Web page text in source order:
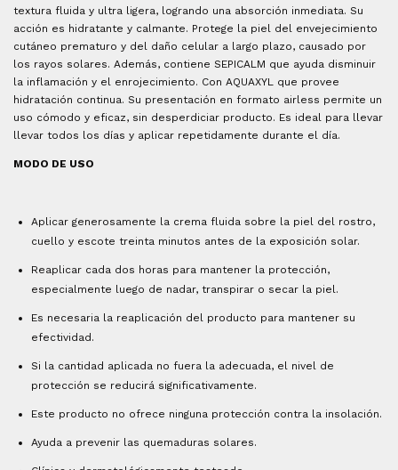
textura fluida y ultra ligera, logrando una absorción inmediata. Su
acción es hidratante y calmante. Protege la piel del envejecimiento
cutáneo prematuro y del daño celular a largo plazo, causado por
los rayos solares. Además, contiene SEPICALM que ayuda disminuir
la inflamación y el enrojecimiento. Con AQUAXYL que provee
hidratación continua. Su presentación en formato airless permite un
uso cómodo y eficaz, sin desperdiciar producto. Es ideal para llevar
llevar todos los días y aplicar repetidamente durante el día.
MODO DE USO
Aplicar generosamente la crema fluida sobre la piel del rostro,
cuello y escote treinta minutos antes de la exposición solar.
Reaplicar cada dos horas para mantener la protección,
especialmente luego de nadar, transpirar o secar la piel.
Es necesaria la reaplicación del producto para mantener su
efectividad.
Si la cantidad aplicada no fuera la adecuada, el nivel de
protección se reducirá significativamente.
Este producto no ofrece ninguna protección contra la insolación.
Ayuda a prevenir las quemaduras solares.